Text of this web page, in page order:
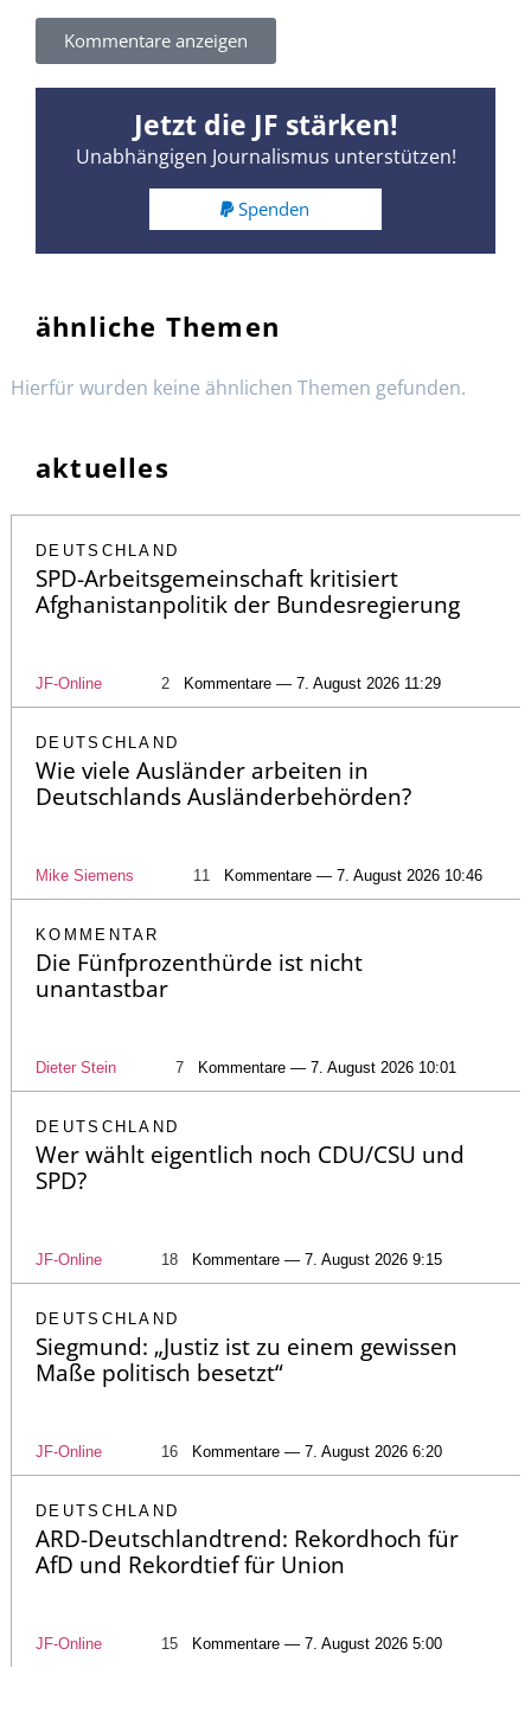
Kommentare anzeigen
Jetzt die JF stärken!
Unabhängigen Journalismus unterstützen!
Spenden
ähnliche Themen
Hierfür wurden keine ähnlichen Themen gefunden.
aktuelles
DEUTSCHLAND
SPD-Arbeitsgemeinschaft kritisiert
Afghanistanpolitik der Bundesregierung
JF-Online 2 Kommentare — 7. August 2026 11:29
DEUTSCHLAND
Wie viele Ausländer arbeiten in
Deutschlands Ausländerbehörden?
Mike Siemens 11 Kommentare — 7. August 2026 10:46
KOMMENTAR
Die Fünfprozenthürde ist nicht
unantastbar
Dieter Stein 7 Kommentare — 7. August 2026 10:01
DEUTSCHLAND
Wer wählt eigentlich noch CDU/CSU und
SPD?
JF-Online 18 Kommentare — 7. August 2026 9:15
DEUTSCHLAND
Siegmund: „Justiz ist zu einem gewissen
Maße politisch besetzt“
JF-Online 16 Kommentare — 7. August 2026 6:20
DEUTSCHLAND
ARD-Deutschlandtrend: Rekordhoch für
AfD und Rekordtief für Union
JF-Online 15 Kommentare — 7. August 2026 5:00